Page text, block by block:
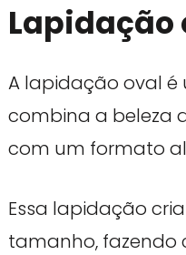
Lapidação
A lapidação oval
combina a beleza
com um formato
Essa lapidação
tamanho, fazendo